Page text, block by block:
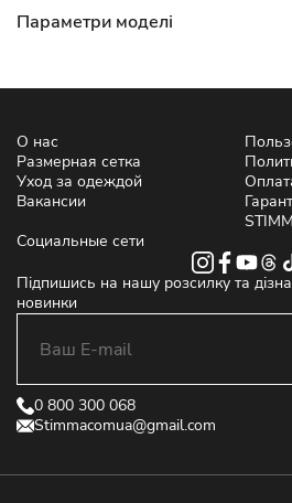
Параметри моделі
О нас
Размерная сетка
Уход за одеждой
Вакансии
Социальные сети
Підпишись на нашу розсилку та
новинки
0 800 300 068
Stimmacomua@gmail.com